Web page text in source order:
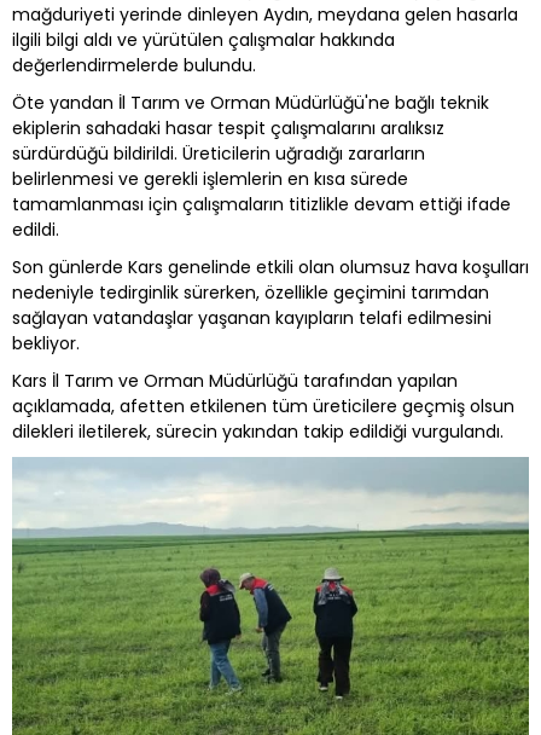
mağduriyeti yerinde dinleyen Aydın, meydana gelen hasarla
ilgili bilgi aldı ve yürütülen çalışmalar hakkında
değerlendirmelerde bulundu.
Öte yandan İl Tarım ve Orman Müdürlüğü'ne bağlı teknik
ekiplerin sahadaki hasar tespit çalışmalarını aralıksız
sürdürdüğü bildirildi. Üreticilerin uğradığı zararların
belirlenmesi ve gerekli işlemlerin en kısa sürede
tamamlanması için çalışmaların titizlikle devam ettiği ifade
edildi.
Son günlerde Kars genelinde etkili olan olumsuz hava koşulları
nedeniyle tedirginlik sürerken, özellikle geçimini tarımdan
sağlayan vatandaşlar yaşanan kayıpların telafi edilmesini
bekliyor.
Kars İl Tarım ve Orman Müdürlüğü tarafından yapılan
açıklamada, afetten etkilenen tüm üreticilere geçmiş olsun
dilekleri iletilerek, sürecin yakından takip edildiği vurgulandı.